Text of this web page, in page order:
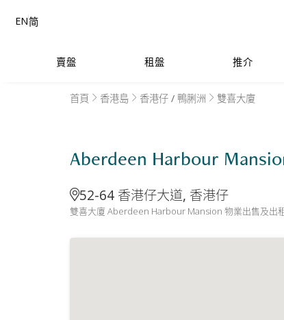
賣盤 租盤 推介
EN简
首頁 香港島 香港仔 / 鴨脷洲 雙喜大廈
Aberdeen Harbour
52-64 香港仔大道, 香港仔
雙喜大廈 Aberdeen Harbour Mansion 物業出售及出